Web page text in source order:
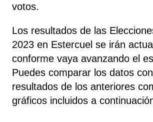
votos.
Los resultados de las
2023 en Estercuel se irán
conforme vaya avanzando el
Puedes comparar los datos
resultados de los anteriores
gráficos incluidos a